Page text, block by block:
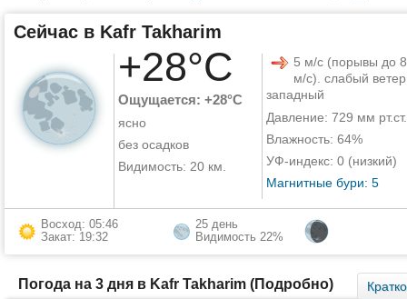
Сейчас в Kafr Takharim
+28°C
Ощущается: +28°C
ясно
без осадков
Видимость: 20 км.
5 м/с (порывы до 8
м/с). слабый
западный
Давление: 729 мм рт.ст.
Влажность: 64%
УФ-индекс: 0 (низкий)
Магнитные бури: 5
Восход: 05:46
Закат: 19:32
25 день
Видимость 22%
Погода на 3 дня в Kafr Takharim (Подробно) Кратко